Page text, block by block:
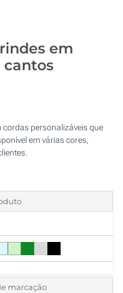
em
cantos
personalizáveis que
em várias cores,
marcação